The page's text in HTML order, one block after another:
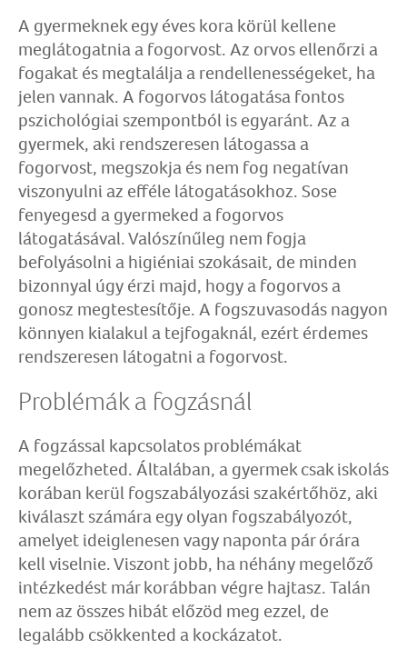
A gyermeknek egy éves kora körül kellene
meglátogatnia a fogorvost. Az orvos ellenőrzi a
fogakat és megtalálja a rendellenességeket, ha
jelen vannak. A fogorvos látogatása fontos
pszichológiai szempontból is egyaránt. Az a
gyermek, aki rendszeresen látogassa a
fogorvost, megszokja és nem fog negatívan
viszonyulni az efféle látogatásokhoz. Sose
fenyegesd a gyermeked a fogorvos
látogatásával. Valószínűleg nem fogja
befolyásolni a higiéniai szokásait, de minden
bizonnyal úgy érzi majd, hogy a fogorvos a
gonosz megtestesítője. A fogszuvasodás nagyon
könnyen kialakul a tejfogaknál, ezért érdemes
rendszeresen látogatni a fogorvost.
Problémák a fogzásnál
A fogzással kapcsolatos problémákat
megelőzheted. Általában, a gyermek csak iskolás
korában kerül fogszabályozási szakértőhöz, aki
kiválaszt számára egy olyan fogszabályozót,
amelyet ideiglenesen vagy naponta pár órára
kell viselnie. Viszont jobb, ha néhány megelőző
intézkedést már korábban végre hajtasz. Talán
nem az összes hibát előzöd meg ezzel, de
legalább csökkented a kockázatot.